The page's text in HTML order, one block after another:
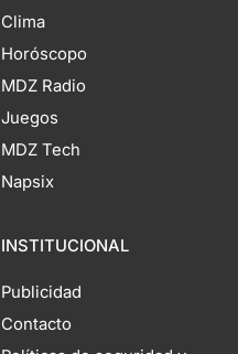
Clima
Horóscopo
MDZ Radio
Juegos
MDZ Tech
Napsix
INSTITUCIONAL
Publicidad
Contacto